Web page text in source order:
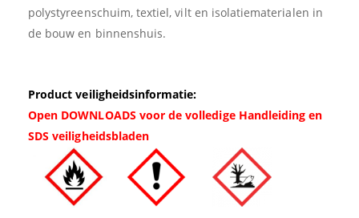
polystyreenschuim, textiel, vilt en isolatiematerialen in
de bouw en binnenshuis.
Product veiligheidsinformatie:
Open DOWNLOADS voor de volledige Handleiding en
SDS veiligheidsbladen